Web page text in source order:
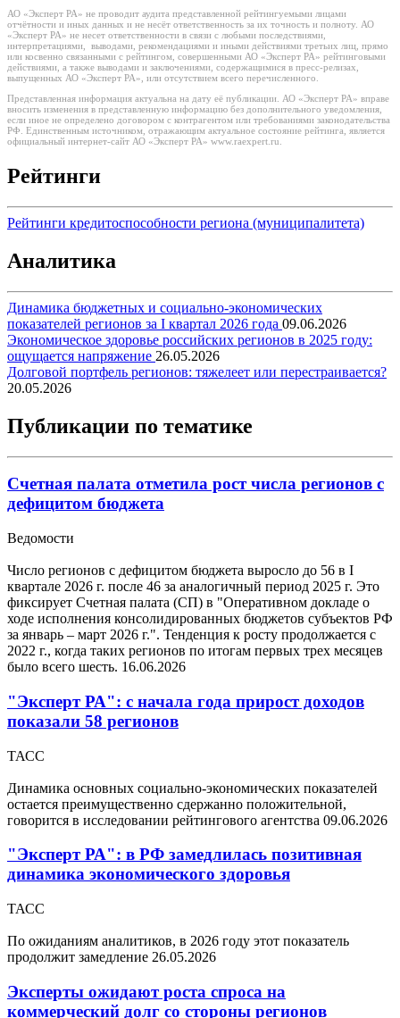
АО «Эксперт РА» не проводит аудита представленной рейтингуемыми лицами
отчётности и иных данных и не несёт ответственность за их точность и полноту. АО
«Эксперт РА» не несет ответственности в связи с любыми последствиями,
интерпретациями, выводами, рекомендациями и иными действиями третьих лиц, прямо
или косвенно связанными с рейтингом, совершенными АО «Эксперт РА» рейтинговыми
действиями, а также выводами и заключениями, содержащимися в пресс-релизах,
выпущенных АО «Эксперт РА», или отсутствием всего перечисленного.
Представленная информация актуальна на дату её публикации. АО «Эксперт РА» вправе
вносить изменения в представленную информацию без дополнительного уведомления,
если иное не определено договором с контрагентом или требованиями законодательства
РФ. Единственным источником, отражающим актуальное состояние рейтинга, является
официальный интернет-сайт АО «Эксперт РА» www.raexpert.ru.
Рейтинги
Рейтинги кредитоспособности региона (муниципалитета)
Аналитика
Динамика бюджетных и социально-экономических
показателей регионов за I квартал 2026 года 09.06.2026
Экономическое здоровье российских регионов в 2025 году:
ощущается напряжение 26.05.2026
Долговой портфель регионов: тяжелеет или перестраивается?
20.05.2026
Публикации по тематике
Счетная палата отметила рост числа регионов с
дефицитом бюджета
Ведомости
Число регионов с дефицитом бюджета выросло до 56 в I
квартале 2026 г. после 46 за аналогичный период 2025 г. Это
фиксирует Счетная палата (СП) в "Оперативном докладе о
ходе исполнения консолидированных бюджетов субъектов РФ
за январь – март 2026 г.". Тенденция к росту продолжается с
2022 г., когда таких регионов по итогам первых трех месяцев
было всего шесть. 16.06.2026
"Эксперт РА": с начала года прирост доходов
показали 58 регионов
ТАСС
Динамика основных социально-экономических показателей
остается преимущественно сдержанно положительной,
говорится в исследовании рейтингового агентства 09.06.2026
"Эксперт РА": в РФ замедлилась позитивная
динамика экономического здоровья
ТАСС
По ожиданиям аналитиков, в 2026 году этот показатель
продолжит замедление 26.05.2026
Эксперты ожидают роста спроса на
коммерческий долг со стороны регионов